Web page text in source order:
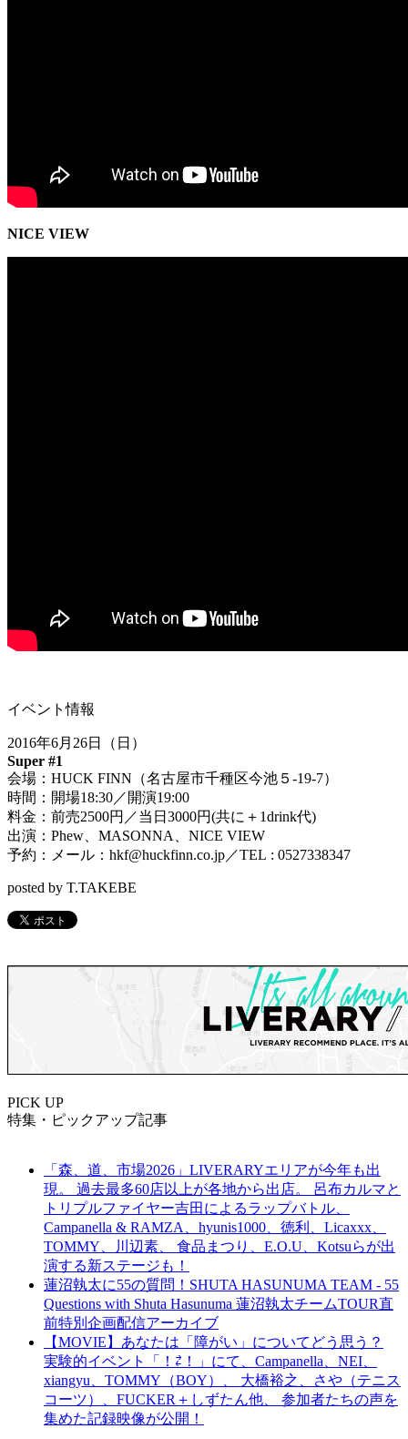
NICE VIEW
イベント情報
2016年6月26日（日）
Super #1
会場：HUCK FINN（名古屋市千種区今池５-19-7）
時間：開場18:30／開演19:00
料金：前売2500円／当日3000円(共に＋1drink代)
出演：Phew、MASONNA、NICE VIEW
予約：メール：hkf@huckfinn.co.jp／TEL : 0527338347
posted by T.TAKEBE
PICK UP
特集・ピックアップ記事
「森、道、市場2026」LIVERARYエリアが今年も出
現。 過去最多60店以上が各地から出店。 呂布カルマと
トリプルファイヤー吉田によるラップバトル、
Campanella & RAMZA、hyunis1000、徳利、Licaxxx、
TOMMY、川辺素、 食品まつり、E.O.U、Kotsuらが出
演する新ステージも！
蓮沼執太に55の質問！SHUTA HASUNUMA TEAM - 55
Questions with Shuta Hasunuma 蓮沼執太チームTOUR直
前特別企画配信アーカイブ
【MOVIE】あなたは「障がい」についてどう思う？
実験的イベント「！⇄！」にて、Campanella、NEI、
xiangyu、TOMMY（BOY）、 大橋裕之、さや（テニス
コーツ）、FUCKER＋しずたん他、 参加者たちの声を
集めた記録映像が公開！